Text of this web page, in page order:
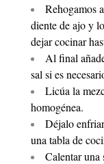
Rehogamos
diente de ajo y
dejar cocinar
Al final
sal si es
Licúa la
homogénea.
Déjalo
una tabla de
Calentar una